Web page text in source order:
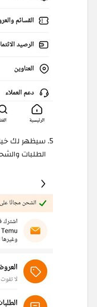
سيظهر لك
الطلبات